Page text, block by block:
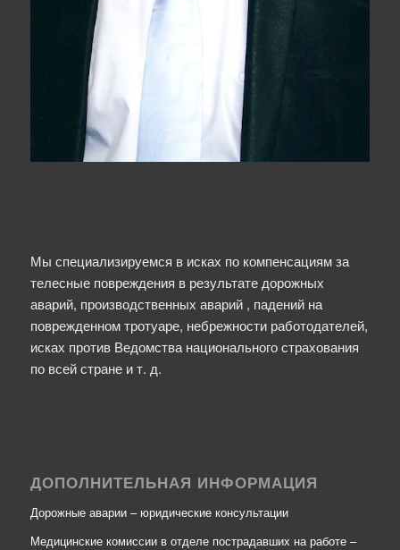
аргументации
решения.
Мы специализируемся в исках по компенсациям за
телесные повреждения в результате дорожных
аварий, производственных аварий , падений на
поврежденном тротуаре, небрежности работодателей,
исках против Ведомства национального страхования
по всей стране и т. д.
ДОПОЛНИТЕЛЬНАЯ ИНФОРМАЦИЯ
Дорожные аварии – юридические консультации
Медицинские комиссии в отделе пострадавших на работе –